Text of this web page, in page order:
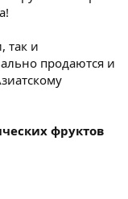
так и
продаются и
фруктов